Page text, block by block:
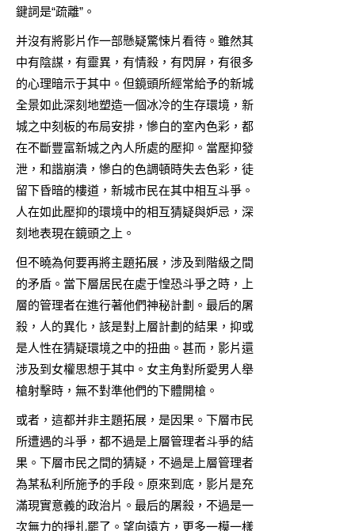
鍵詞是“疏離”。
并沒有將影片作一部懸疑驚悚片看待。雖然其
中有陰謀，有靈異，有情殺，有閃屏，有很多
的心理暗示于其中。但鏡頭所經常給予的新城
全景如此深刻地塑造一個冰冷的生存環境，新
城之中刻板的布局安排，慘白的室內色彩，都
在不斷豐富新城之內人所處的壓抑。當壓抑發
泄，和諧崩潰，慘白的色調頓時失去色彩，徒
留下昏暗的樓道，新城市民在其中相互斗爭。
人在如此壓抑的環境中的相互猜疑與妒忌，深
刻地表現在鏡頭之上。
但不曉為何要再將主題拓展，涉及到階級之間
的矛盾。當下層居民在處于惶恐斗爭之時，上
層的管理者在進行著他們神秘計劃。最后的屠
殺，人的異化，該是對上層計劃的結果，抑或
是人性在猜疑環境之中的扭曲。甚而，影片還
涉及到女權思想于其中。女主角對所愛男人舉
槍射擊時，無不對準他們的下體開槍。
或者，這都并非主題拓展，是因果。下層市民
所遭遇的斗爭，都不過是上層管理者斗爭的結
果。下層市民之間的猜疑，不過是上層管理者
為某私利所施予的手段。原來到底，影片是充
滿現實意義的政治片。最后的屠殺，不過是一
次無力的掙扎罷了。望向遠方，更多一模一樣